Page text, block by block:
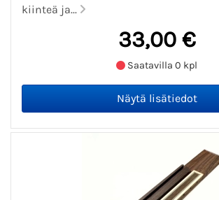
kiinteä ja...
33,00 €
Saatavilla 0 kpl